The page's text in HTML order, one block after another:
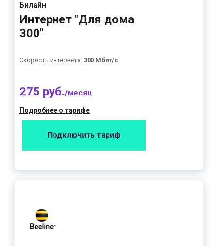
Билайн
Интернет "Для дома
300"
Скорость интернета: 300 Мбит/с
275 руб./месяц
Подробнее о тарифе
Подключить тариф